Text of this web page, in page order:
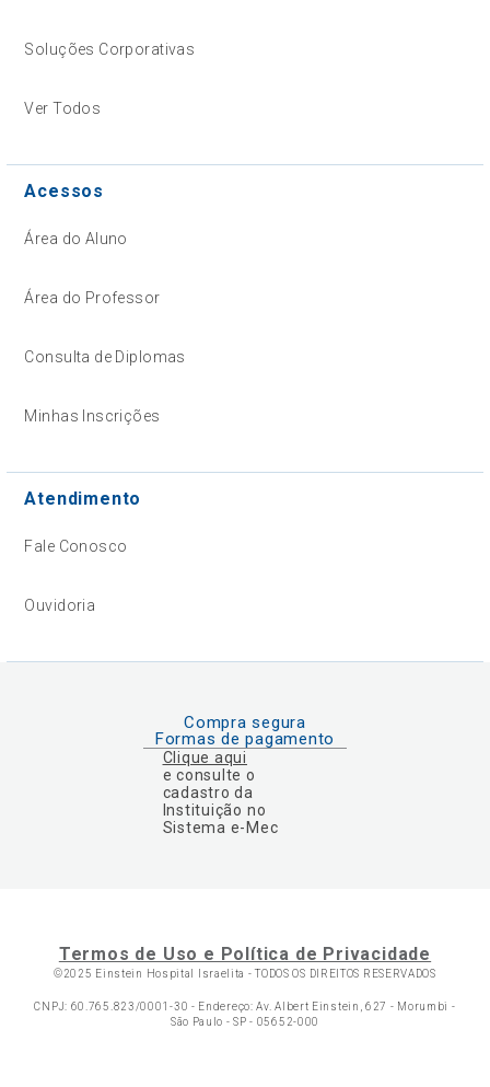
Soluções Corporativas
Ver Todos
Acessos
Área do Aluno
Área do Professor
Consulta de Diplomas
Minhas Inscrições
Atendimento
Fale Conosco
Ouvidoria
Compra segura
Formas de pagamento
Clique aqui
e consulte o
cadastro da
Instituição no
Sistema e-Mec
Termos de Uso e Política de Privacidade
©2025 Einstein Hospital Israelita -TODOS OS DIREITOS RESERVADOS
CNPJ: 60.765.823/0001-30 - Endereço: Av. Albert Einstein, 627 - Morumbi -
São Paulo - SP - 05652-000